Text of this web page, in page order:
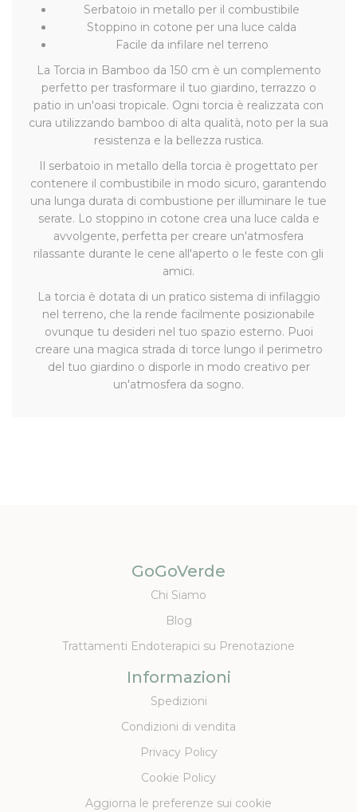
Serbatoio in metallo per il combustibile
Stoppino in cotone per una luce calda
Facile da infilare nel terreno
La Torcia in Bamboo da 150 cm è un complemento
perfetto per trasformare il tuo giardino, terrazzo o
patio in un'oasi tropicale. Ogni torcia è realizzata con
cura utilizzando bamboo di alta qualità, noto per la sua
resistenza e la bellezza rustica.
Il serbatoio in metallo della torcia è progettato per
contenere il combustibile in modo sicuro, garantendo
una lunga durata di combustione per illuminare le tue
serate. Lo stoppino in cotone crea una luce calda e
avvolgente, perfetta per creare un'atmosfera
rilassante durante le cene all'aperto o le feste con gli
amici.
La torcia è dotata di un pratico sistema di infilaggio
nel terreno, che la rende facilmente posizionabile
ovunque tu desideri nel tuo spazio esterno. Puoi
creare una magica strada di torce lungo il perimetro
del tuo giardino o disporle in modo creativo per
un'atmosfera da sogno.
GoGoVerde
Chi Siamo
Blog
Trattamenti Endoterapici su Prenotazione
Informazioni
Spedizioni
Condizioni di vendita
Privacy Policy
Cookie Policy
Aggiorna le preferenze sui cookie